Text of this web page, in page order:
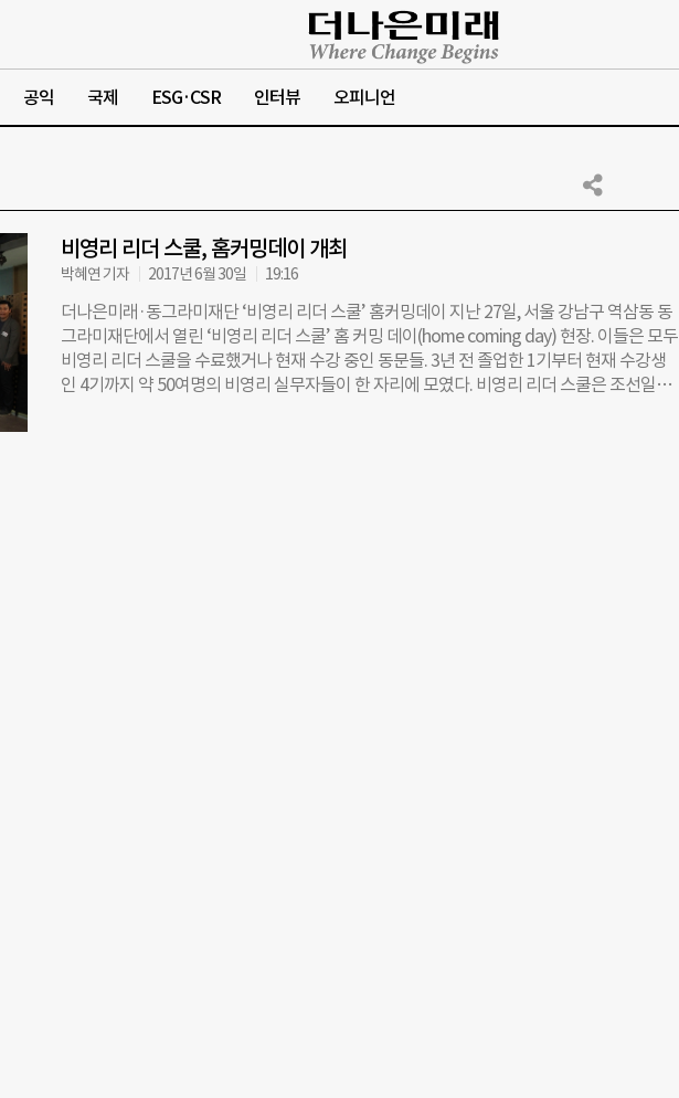
공익 국제 ESG·CSR 인터뷰 오피니언
비영리 리더 스쿨, 홈커밍데이 개최
박혜연 기자 2017년 6월 30일 19:16
더나은미래·동그라미재단 ‘비영리 리더 스쿨’ 홈커밍데이 지난 27일, 서울 강남구 역삼동 동
그라미재단에서 열린 ‘비영리 리더 스쿨’ 홈 커밍 데이(home coming day) 현장. 이들은 모두
비영리 리더 스쿨을 수료했거나 현재 수강 중인 동문들. 3년 전 졸업한 1기부터 현재 수강생
인 4기까지 약 50여명의 비영리 실무자들이 한 자리에 모였다. 비영리 리더 스쿨은 조선일보